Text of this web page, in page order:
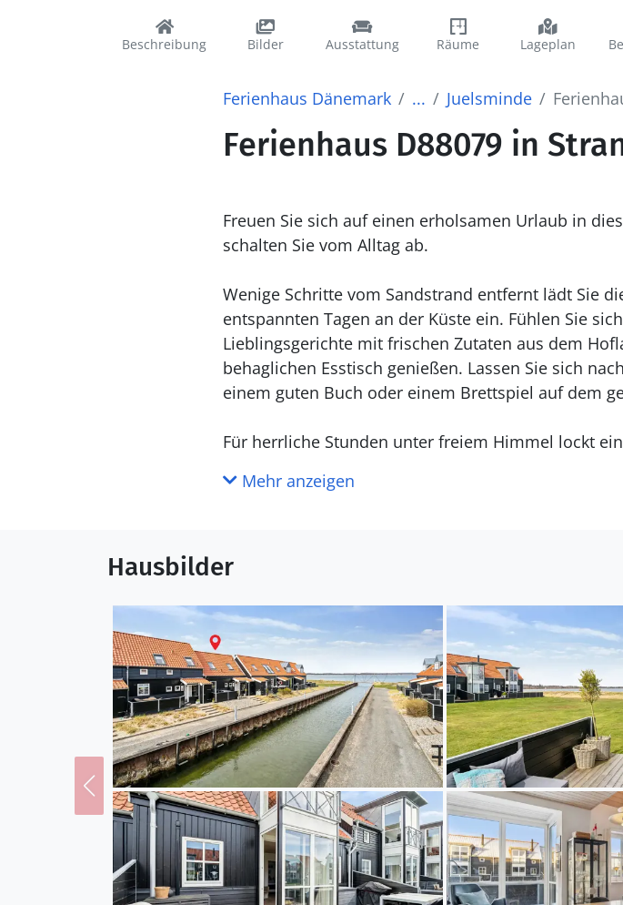
Beschreibung Bilder Ausstattung Räume Lageplan
Ferienhaus Dänemark ... Juelsminde
Ferienhaus D88079 in
Freuen Sie sich auf einen erholsamen Urlaub in
schalten Sie vom Alltag ab.
Wenige Schritte vom Sandstrand entfernt lädt Sie
entspannten Tagen an der Küste ein. Fühlen Sie
Lieblingsgerichte mit frischen Zutaten aus dem
behaglichen Esstisch genießen. Lassen Sie sich
einem guten Buch oder einem Brettspiel auf dem
Für herrliche Stunden unter freiem Himmel lockt
ruhige Stunden auf der Sonnenliege und
oder As Vig. Erkunden Sie das Naturschutzgebiet
kleinen Ateliers oder erleben Sie Geschichte
Mehr anzeigen
Hausbilder